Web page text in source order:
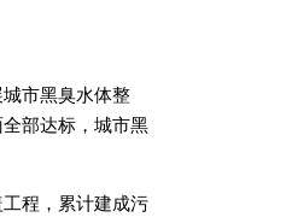
市黑臭水体整
部达标，城市黑
程，累计建成污